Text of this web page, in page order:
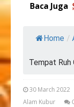
Baca Juga
Home /
Tempat Ruh
30 March 2022
Alam Kubur